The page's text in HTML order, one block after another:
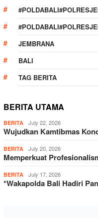
JEMBRANA
BALI
TAG BERITA
BERITA UTAMA
BERITA July 22, 2026
Wujudkan Kamtibmas
BERITA July 20, 2026
Memperkuat
BERITA July 17, 2026
*Wakapolda Bali Hadiri